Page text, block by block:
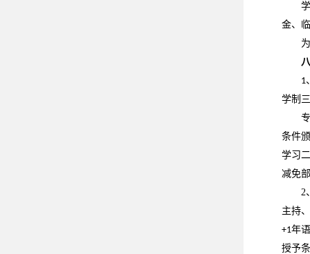
金、
1
学制
条件
学习
减免
2
主持
+1年
授予